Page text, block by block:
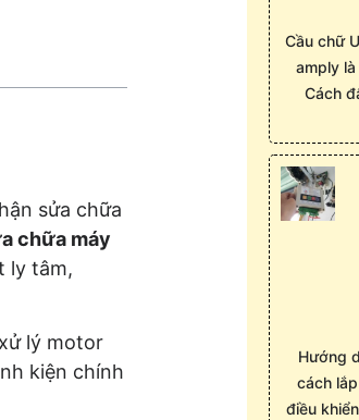
sửa chữa
chữa máy
ly tâm,
lý motor
kiện chính
Cầu chữ
amply là
Cách
Hướng
cách
điều